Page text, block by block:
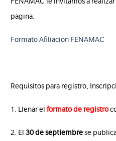
página:
Formato Afiliación FENAMAC
Requisitos para registro,
1. Llenar elformatode registro
2. El30 de septiembrese